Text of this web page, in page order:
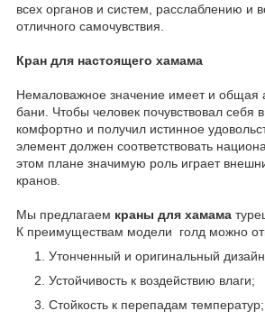
всех органов и систем, расслаблению и
отличного самочувствия.
Кран для настоящего хамама
Немаловажное значение имеет и общая
бани. Чтобы человек почувствовал себя
комфортно и получил истинное
элемент должен соответствовать
этом плане значимую роль играет
кранов.
Мы предлагаем краны для хамама
К преимуществам модели голд можно
Утонченный и оригинальный
Устойчивость к воздействию влаги;
Стойкость к перепадам температур;